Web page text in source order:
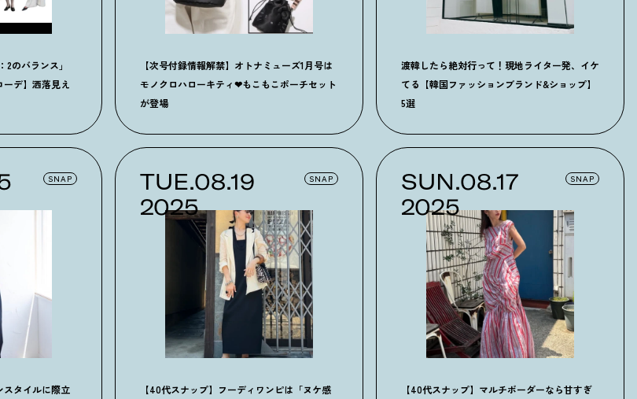
のバランス」
デ】洒落見え
【次号付録情報解禁】オトナミューズ1月号は
モノクロハローキティ❤︎もこもこポーチセット
が登場
渡韓したら絶対行って！現地ライター発、イケ
てる【韓国ファッションブランド&ショップ】
5選
スタイルに際立
SNAP
TUE.08.19
2025
【40代スナップ】フーディワンピは「ヌケ感
SNAP
SUN.08.17
2025
【40代スナップ】マルチボーダーなら甘すぎ
SNAP